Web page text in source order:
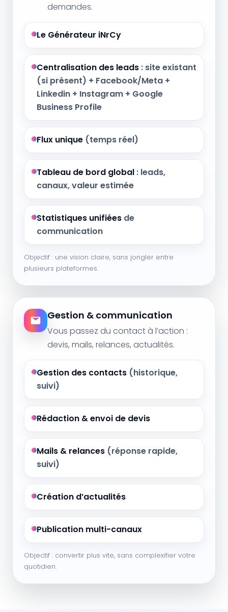
demandes.
Le Générateur iNrCy
Centralisation des leads : site existant
(si présent) + Facebook/Meta +
Linkedin + Instagram + Google
Business Profile
Flux unique (temps réel)
Tableau de bord global : leads,
canaux, valeur estimée
Statistiques unifiées de
communication
Objectif : une vision claire, sans jongler entre
plusieurs plateformes.
Gestion & communication
Vous passez du contact à l’action :
devis, mails, relances, actualités.
Gestion des contacts (historique,
suivi)
Rédaction & envoi de devis
Mails & relances (réponse rapide,
suivi)
Création d’actualités
Publication multi-canaux
Objectif : convertir plus vite, sans complexifier votre
quotidien.